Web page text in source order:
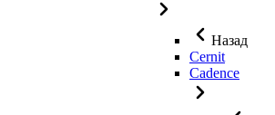
Назад
Cernit
Cadence